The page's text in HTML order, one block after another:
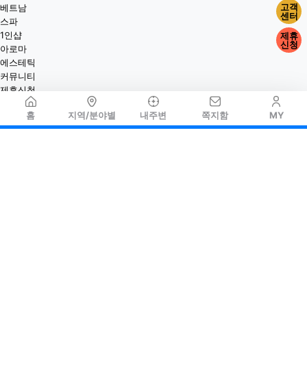
홈 지역/분야별 내주변 쪽지함 MY
베트남
스파
1인샵
아로마
에스테틱
커뮤니티
제휴신청
고객
센터
제휴
신청